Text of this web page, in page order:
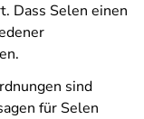
Dass Selen einen
sind
für Selen